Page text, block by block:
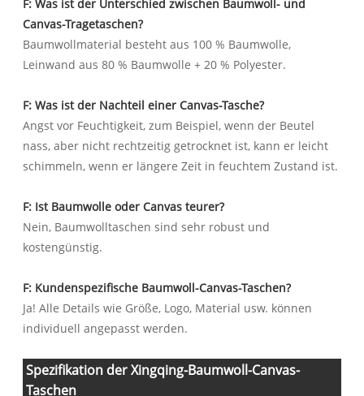
F: Was ist der Unterschied zwischen Baumwoll- und
Canvas-Tragetaschen?
Baumwollmaterial besteht aus 100 % Baumwolle,
Leinwand aus 80 % Baumwolle + 20 % Polyester.
F: Was ist der Nachteil einer Canvas-Tasche?
Angst vor Feuchtigkeit, zum Beispiel, wenn der Beutel
nass, aber nicht rechtzeitig getrocknet ist, kann er leicht
schimmeln, wenn er längere Zeit in feuchtem Zustand ist.
F: Ist Baumwolle oder Canvas teurer?
Nein, Baumwolltaschen sind sehr robust und
kostengünstig.
F: Kundenspezifische Baumwoll-Canvas-Taschen?
Ja! Alle Details wie Größe, Logo, Material usw. können
individuell angepasst werden.
Spezifikation der Xingqing-Baumwoll-Canvas-
Taschen